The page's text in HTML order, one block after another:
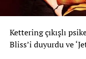
Kettering çıkışlı
Bliss’i duyurdu ve